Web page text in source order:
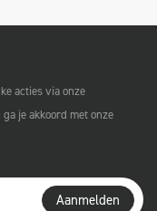
acties via onze
je akkoord met onze
Aanmelden